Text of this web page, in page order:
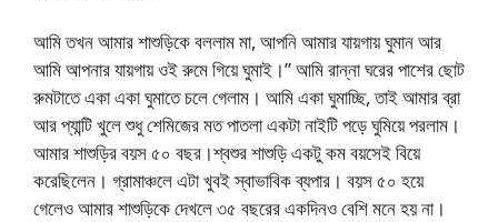
আমি তখন আমার শাশুড়িকে বললাম মা, আপনি আমার যায়গায় ঘুমান আর
আমি আপনার যায়গায় ওই রুমে গিয়ে ঘুমাই।” আমি রান্না ঘরের পাশের ছোট
রুমটাতে একা একা ঘুমাতে চলে গেলাম। আমি একা ঘুমাচ্ছি, তাই আমার ব্রা
আর প্যান্টি খুলে শুধু শেমিজের মত পাতলা একটা নাইটি পড়ে ঘুমিয়ে পরলাম।
আমার শাশুড়ির বয়স ৫০ বছর।শ্বশুর শাশুড়ি একটু কম বয়সেই বিয়ে
করেছিলেন। গ্রামাঞ্চলে এটা খুবই স্বাভাবিক ব্যপার। বয়স ৫০ হয়ে
গেলেও আমার শাশুড়িকে দেখলে ৩৫ বছরের একদিনও বেশি মনে হয় না।